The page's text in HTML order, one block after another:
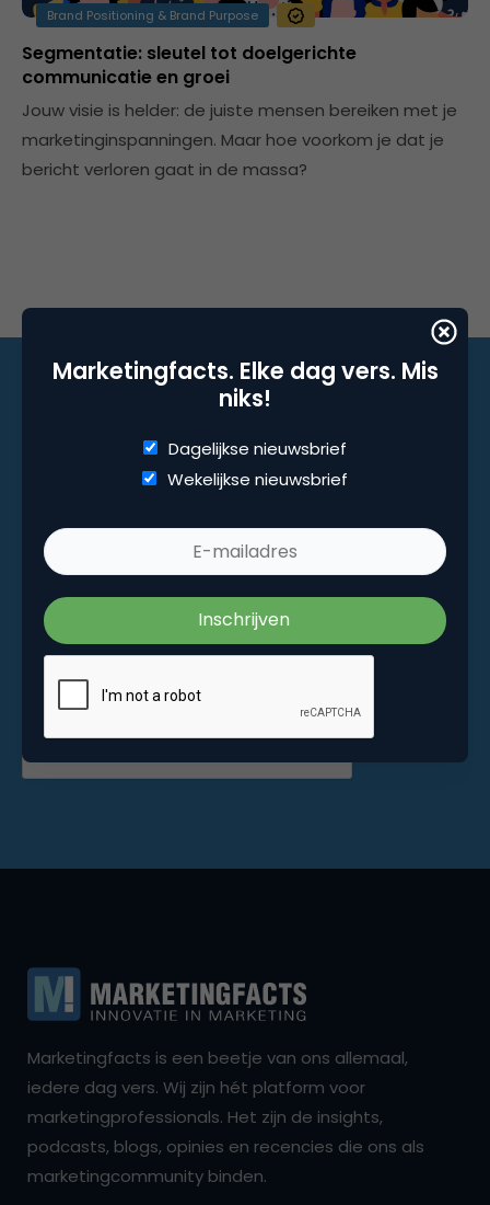
Brand Positioning & Brand Purpose
Segmentatie: sleutel tot doelgerichte
communicatie en groei
Jouw visie is helder: de juiste mensen bereiken met je
marketinginspanningen. Maar hoe voorkom je dat je
bericht verloren gaat in de massa?
Marketingfacts. Elke dag vers. Mis
niks!
Dagelijkse nieuwsbrief
Wekelijkse nieuwsbrief
Marketingfacts. Elke dag vers. Mis niks!
Dagelijkse nieuwsbrief
Marketingfacts is een beetje van ons allemaal,
iedere dag vers. Wij zijn hét platform voor
marketingprofessionals. Het zijn de insights,
podcasts, blogs, opinies en recencies die ons als
marketingcommunity binden.